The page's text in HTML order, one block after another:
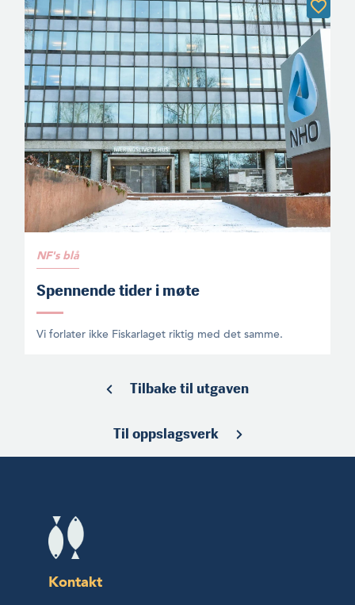
NF's blå
Spennende tider i møte
Vi forlater ikke Fiskarlaget riktig med det samme.
Tilbake til utgaven
Til oppslagsverk
Kontakt